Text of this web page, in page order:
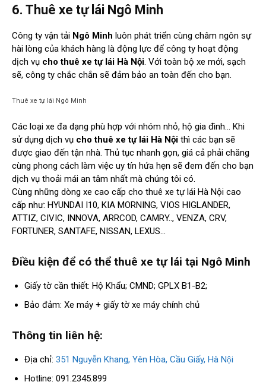
6. Thuê xe tự lái Ngô Minh
Công ty vận tải Ngô Minh luôn phát triển cùng châm ngôn sự
hài lòng của khách hàng là động lực để công ty hoạt động
dịch vụ cho thuê xe tự lái Hà Nội. Với toàn bộ xe mới, sạch
sẽ, công ty chắc chắn sẽ đảm bảo an toàn đến cho bạn.
Thuê xe tự lái Ngô Minh
Các loại xe đa dạng phù hợp với nhóm nhỏ, hộ gia đình… Khi
sử dụng dịch vụ cho thuê xe tự lái Hà Nội thì các bạn sẽ
được giao đến tận nhà. Thủ tục nhanh gọn, giá cả phải chăng
cùng phong cách làm việc uy tín hứa hẹn sẽ đem đến cho bạn
dịch vụ thoải mái an tâm nhất mà chúng tôi có.
Cùng những dòng xe cao cấp cho thuê xe tự lái Hà Nội cao
cấp như: HYUNDAI I10, KIA MORNING, VIOS HIGLANDER,
ATTIZ, CIVIC, INNOVA, ARRCOD, CAMRY.., VENZA, CRV,
FORTUNER, SANTAFE, NISSAN, LEXUS…
Điều kiện để có thể thuê xe tự lái tại Ngô Minh
Giấy tờ cần thiết: Hộ Khẩu; CMND; GPLX B1-B2;
Bảo đảm: Xe máy + giấy tờ xe máy chính chủ
Thông tin liên hệ:
Địa chỉ: 351 Nguyễn Khang, Yên Hòa, Cầu Giấy, Hà Nội
Hotline: 091.2345.899